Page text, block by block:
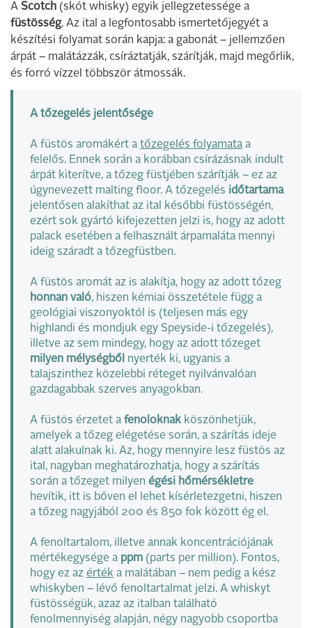
A Scotch (skót whisky) egyik jellegzetessége a
füstösség. Az ital a legfontosabb ismertetőjegyét a
készítési folyamat során kapja: a gabonát – jellemzően
árpát – malátázzák, csíráztatják, szárítják, majd megőrlik,
és forró vízzel többször átmossák.
A tőzegelés jelentősége
A füstös aromákért a tőzegelés folyamata a
felelős. Ennek során a korábban csírázásnak indult
árpát kiterítve, a tőzeg füstjében szárítják – ez az
úgynevezett malting floor. A tőzegelés időtartama
jelentősen alakíthat az ital későbbi füstösségén,
ezért sok gyártó kifejezetten jelzi is, hogy az adott
palack esetében a felhasznált árpamaláta mennyi
ideig száradt a tőzegfüstben.
A füstös aromát az is alakítja, hogy az adott tőzeg
honnan való, hiszen kémiai összetétele függ a
geológiai viszonyoktól is (teljesen más egy
highlandi és mondjuk egy Speyside-i tőzegelés),
illetve az sem mindegy, hogy az adott tőzeget
milyen mélységből nyerték ki, ugyanis a
talajszinthez közelebbi réteget nyilvánvalóan
gazdagabbak szerves anyagokban.
A füstös érzetet a fenoloknak köszönhetjük,
amelyek a tőzeg elégetése során, a szárítás ideje
alatt alakulnak ki. Az, hogy mennyire lesz füstös az
ital, nagyban meghatározhatja, hogy a szárítás
során a tőzeget milyen égési hőmérsékletre
hevítik, itt is bőven el lehet kísérletezgetni, hiszen
a tőzeg nagyjából 200 és 850 fok között ég el.
A fenoltartalom, illetve annak koncentrációjának
mértékegysége a ppm (parts per million). Fontos,
hogy ez az érték a malátában – nem pedig a kész
whiskyben – lévő fenoltartalmat jelzi. A whiskyt
füstösségük, azaz az italban található
fenolmennyiség alapján, négy nagyobb csoportba